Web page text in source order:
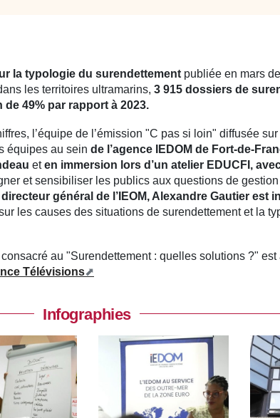
la typologie du surendettement publiée en mars
les territoires ultramarins, 3 915 dossiers de
49% par rapport à 2023.
l’équipe de l’émission "C pas si loin" diffusée
équipes au sein de l’agence IEDOM de Fort-de-
eten immersion lors d’un atelier EDUCFI,
et sensibiliser les publics aux questions de
directeur général de l’IEOM, Alexandre Gautier est
les causes des situations de surendettement et la
au "Surendettement : quelles solutions ?" est
Télévisions
Infographies